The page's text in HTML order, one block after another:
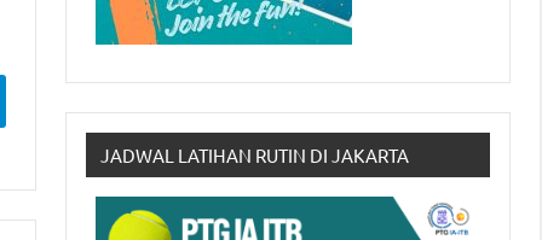
JADWAL LATIHAN RUTIN DI JAKARTA